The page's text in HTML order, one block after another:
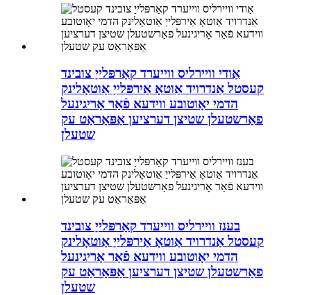
אַודי וויירליס ווייערד קאַרפּלייַ צובינד
קעסטל אַנדרויד אַוטאָ אַירפּלייַ אַוטאָלינק
הדמי יאָוטובע ווידעא פֿאַר אָריגינעל
פאַרשטעלן שטיצן דערציען אַפּאַראַט עק
שטעלן
בענז וויירליס ווייערד קאַרפּלייַ צובינד
קעסטל אַנדרויד אַוטאָ אַירפּלייַ אַוטאָלינק
הדמי יאָוטובע ווידעא פֿאַר אָריגינעל
פאַרשטעלן שטיצן דערציען אַפּאַראַט עק
שטעלן